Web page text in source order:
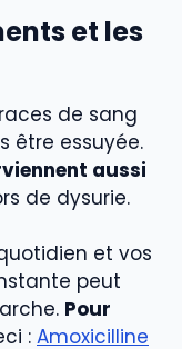
et les
de sang
être essuyée.
aussi
de dysurie.
et vos
peut
Pour
: Amoxicilline